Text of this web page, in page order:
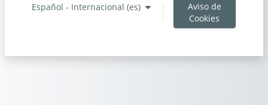
Español - Internacional ‎(es)‎
Aviso de
Cookies